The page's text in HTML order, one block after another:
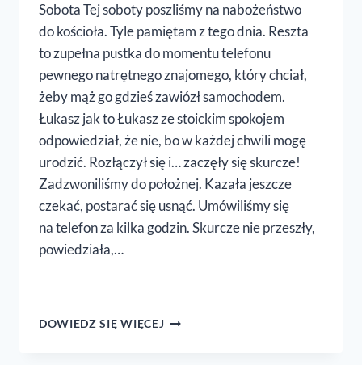
Sobota Tej soboty poszliśmy na nabożeństwo
do kościoła. Tyle pamiętam z tego dnia. Reszta
to zupełna pustka do momentu telefonu
pewnego natrętnego znajomego, który chciał,
żeby mąż go gdzieś zawiózł samochodem.
Łukasz jak to Łukasz ze stoickim spokojem
odpowiedział, że nie, bo w każdej chwili mogę
urodzić. Rozłączył się i… zaczęły się skurcze!
Zadzwoniliśmy do położnej. Kazała jeszcze
czekać, postarać się usnąć. Umówiliśmy się
na telefon za kilka godzin. Skurcze nie przeszły,
powiedziała,…
DOWIEDZ SIĘ WIĘCEJ HISTORIA